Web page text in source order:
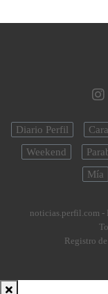
Diario Perfil
Weekend
Mía
noticias.perfil.com -
Registro